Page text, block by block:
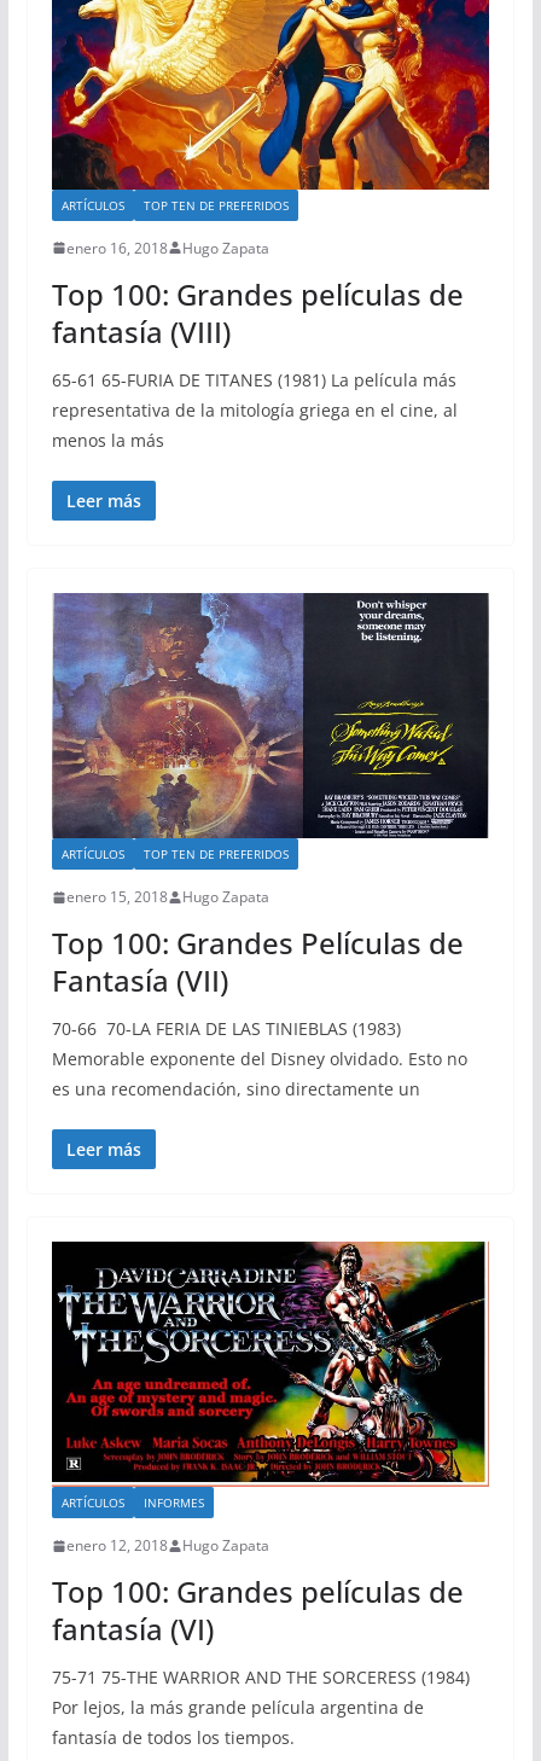
ARTÍCULOS TOP TEN DE PREFERIDOS
enero 16, 2018 Hugo Zapata
Top 100: Grandes películas de
fantasía (VIII)
65-61 65-FURIA DE TITANES (1981) La película más
representativa de la mitología griega en el cine, al
menos la más
Leer más
ARTÍCULOS TOP TEN DE PREFERIDOS
enero 15, 2018 Hugo Zapata
Top 100: Grandes Películas de
Fantasía (VII)
70-66 70-LA FERIA DE LAS TINIEBLAS (1983)
Memorable exponente del Disney olvidado. Esto no
es una recomendación, sino directamente un
Leer más
ARTÍCULOS INFORMES
enero 12, 2018 Hugo Zapata
Top 100: Grandes películas de
fantasía (VI)
75-71 75-THE WARRIOR AND THE SORCERESS (1984)
Por lejos, la más grande película argentina de
fantasía de todos los tiempos.